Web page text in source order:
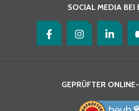
SOCIAL MEDIA BEI
GEPRÜFTER